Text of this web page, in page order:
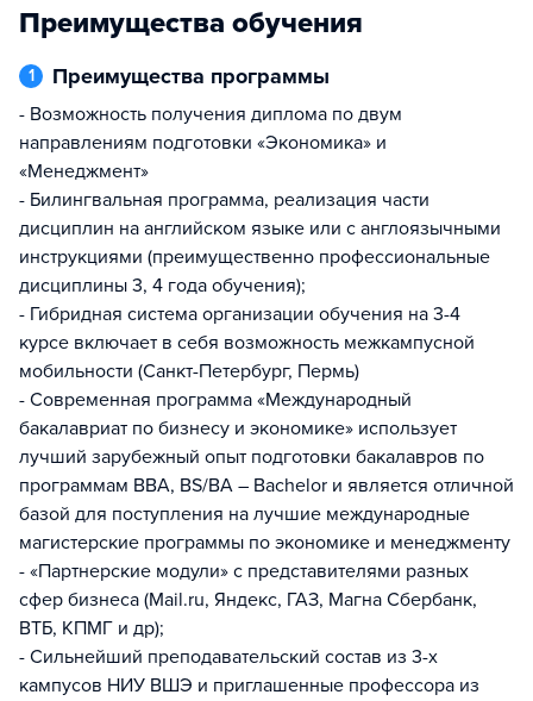
Преимущества обучения
1 Преимущества программы
- Возможность получения диплома по двум
направлениям подготовки «Экономика» и
«Менеджмент»
- Билингвальная программа, реализация части
дисциплин на английском языке или с англоязычными
инструкциями (преимущественно профессиональные
дисциплины 3, 4 года обучения);
- Гибридная система организации обучения на 3-4
курсе включает в себя возможность межкампусной
мобильности (Санкт-Петербург, Пермь)
- Современная программа «Международный
бакалавриат по бизнесу и экономике» использует
лучший зарубежный опыт подготовки бакалавров по
программам BBA, BS/BA – Bachelor и является отличной
базой для поступления на лучшие международные
магистерские программы по экономике и менеджменту
- «Партнерские модули» с представителями разных
сфер бизнеса (Mail.ru, Яндекс, ГАЗ, Магна Сбербанк,
ВТБ, КПМГ и др);
- Сильнейший преподавательский состав из 3-х
кампусов НИУ ВШЭ и приглашенные профессора из